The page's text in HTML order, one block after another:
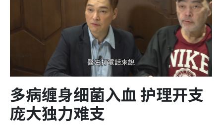
多病缠身细菌入血 护理开支
庞大独力难支